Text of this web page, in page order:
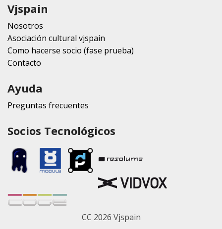
Vjspain
Nosotros
Asociación cultural vjspain
Como hacerse socio (fase prueba)
Contacto
Ayuda
Preguntas frecuentes
Socios Tecnológicos
CC 2026 Vjspain